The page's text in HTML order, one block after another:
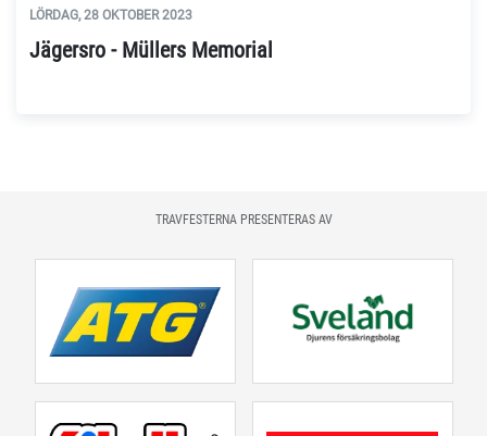
LÖRDAG, 28 OKTOBER 2023
Jägersro - Müllers Memorial
TRAVFESTERNA PRESENTERAS AV